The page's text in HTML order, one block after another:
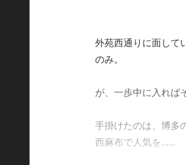
外苑西通りに面して
のみ。
が、一歩中に入れば
手掛けたのは、博多
西麻布で人気を......